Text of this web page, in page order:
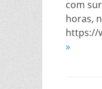
com
horas,
https://
»